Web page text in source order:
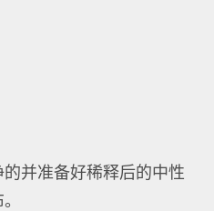
并准备好稀释后的中性